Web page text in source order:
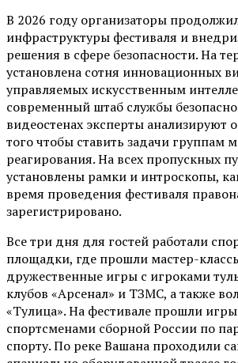
В 2026 году организаторы
инфраструктуры фестиваля и
решения в сфере безопасности. На
установлена сотня инновационных
управляемых искусственным
современный штаб службы
видеостенах эксперты анализируют
того чтобы ставить задачи группам
реагирования. На всех пропускных
установлены рамки и интроскопы,
время проведения фестиваля
зарегистрировано.
Все три дня для гостей работали
площадки, где прошли мастер-
дружественные игры с игроками
клубов «Арсенал» и ТЗМС, а также
«Тулица». На фестивале прошли игры
спортсменами сборной России по
спорту. По реке Вашана проходили